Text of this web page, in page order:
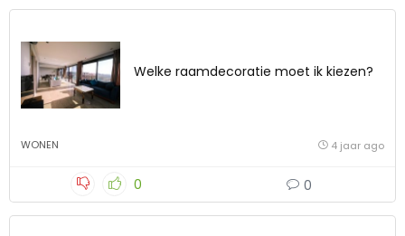
Welke raamdecoratie moet ik kiezen?
WONEN 4 jaar ago
0 0